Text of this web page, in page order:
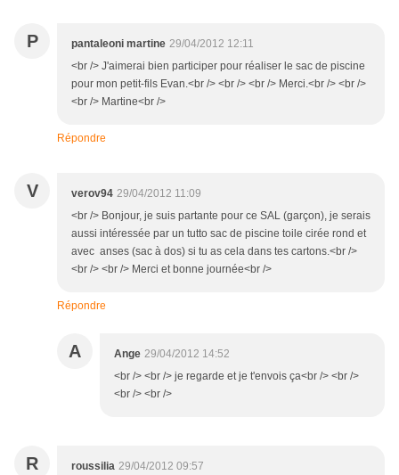
P pantaleoni martine 29/04/2012 12:11
<br /> J'aimerai bien participer pour réaliser le sac de piscine
pour mon petit-fils Evan.<br /> <br /> <br /> Merci.<br /> <br />
<br /> Martine<br />
Répondre
V verov94 29/04/2012 11:09
<br /> Bonjour, je suis partante pour ce SAL (garçon), je serais
aussi intéressée par un tutto sac de piscine toile cirée rond et
avec anses (sac à dos) si tu as cela dans tes cartons.<br />
<br /> <br /> Merci et bonne journée<br />
Répondre
A Ange 29/04/2012 14:52
<br /> <br /> je regarde et je t'envois ça<br /> <br />
<br /> <br />
R roussilia 29/04/2012 09:57